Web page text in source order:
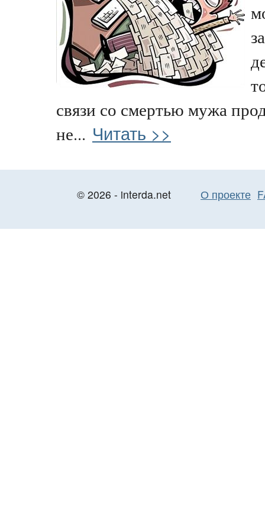
связи со смертью мужа
не... Читать >>
© 2026 - interda.net О проекте